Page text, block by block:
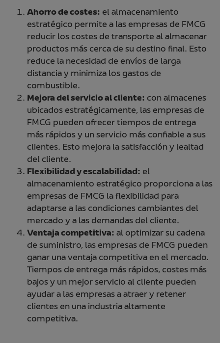
Ahorro de costes: el almacenamiento
estratégico permite a las empresas de FMCG
reducir los costes de transporte al almacenar
productos más cerca de su destino final. Esto
reduce la necesidad de envíos de larga
distancia y minimiza los gastos de
combustible.
Mejora del servicio al cliente: con almacenes
ubicados estratégicamente, las empresas de
FMCG pueden ofrecer tiempos de entrega
más rápidos y un servicio más confiable a sus
clientes. Esto mejora la satisfacción y lealtad
del cliente.
Flexibilidad y escalabilidad: el
almacenamiento estratégico proporciona a las
empresas de FMCG la flexibilidad para
adaptarse a las condiciones cambiantes del
mercado y a las demandas del cliente.
Ventaja competitiva: al optimizar su cadena
de suministro, las empresas de FMCG pueden
ganar una ventaja competitiva en el mercado.
Tiempos de entrega más rápidos, costes más
bajos y un mejor servicio al cliente pueden
ayudar a las empresas a atraer y retener
clientes en una industria altamente
competitiva.